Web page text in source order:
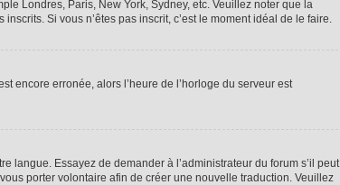
Londres, Paris, New York, Sydney, etc. Veuillez noter que la
Si vous n’êtes pas inscrit, c’est le moment idéal de le faire.
encore erronée, alors l’heure de l’horloge du serveur est
langue. Essayez de demander à l’administrateur du forum s’il peut
porter volontaire afin de créer une nouvelle traduction. Veuillez